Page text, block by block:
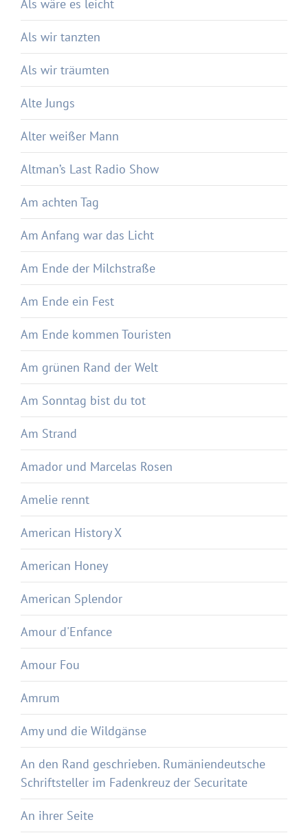
Als wäre es leicht
Als wir tanzten
Als wir träumten
Alte Jungs
Alter weißer Mann
Altman’s Last Radio Show
Am achten Tag
Am Anfang war das Licht
Am Ende der Milchstraße
Am Ende ein Fest
Am Ende kommen Touristen
Am grünen Rand der Welt
Am Sonntag bist du tot
Am Strand
Amador und Marcelas Rosen
Amelie rennt
American History X
American Honey
American Splendor
Amour d'Enfance
Amour Fou
Amrum
Amy und die Wildgänse
An den Rand geschrieben. Rumäniendeutsche
Schriftsteller im Fadenkreuz der Securitate
An ihrer Seite